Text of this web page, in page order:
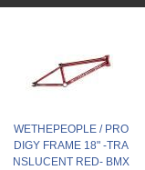
WETHEPEOPLE / PRO
DIGY FRAME 18" -TRA
NSLUCENT RED- BMX